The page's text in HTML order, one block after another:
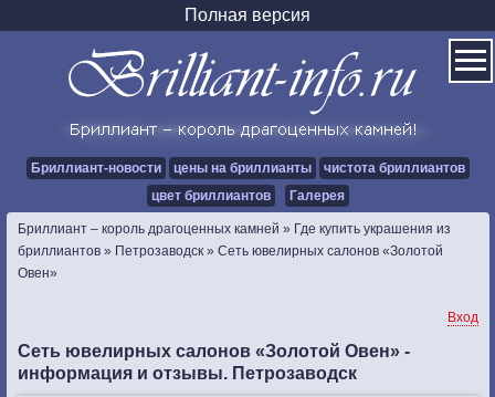
Полная версия
Бриллиант-новости цены на бриллианты
чистота бриллиантов
цвет бриллиантов
Галерея
Бриллиант – король драгоценных камней » Где купить украшения из
бриллиантов » Петрозаводск » Сеть ювелирных салонов «Золотой
Овен»
Вход
Сеть ювелирных салонов «Золотой Овен» -
информация и отзывы. Петрозаводск